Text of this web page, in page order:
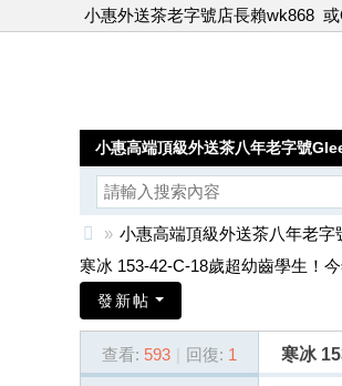
小惠外送茶老字號店長賴wk868
小惠高端頂級外送茶八年老字號
小
高
» 小惠高端頂級外送茶八年老字
寒冰 153-42-C-18歲超幼齒學生！
發新帖
查看: 593 | 回復: 1 寒冰